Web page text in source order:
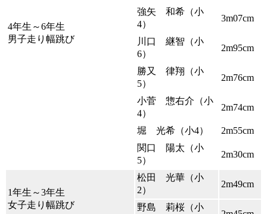
4年生～6年生
男子走り幅跳び
強矢 和希（小
4）
3m07cm
川口 継智（小
6）
2m95cm
勝又 律翔（小
5）
2m76cm
小菅 惣右介（小
4）
2m74cm
堀 光希（小4）
2m55cm
関口 陽太（小
5）
2m30cm
1年生～3年生
女子走り幅跳び
松田 光華（小
2）
2m49cm
野島 莉桜（小